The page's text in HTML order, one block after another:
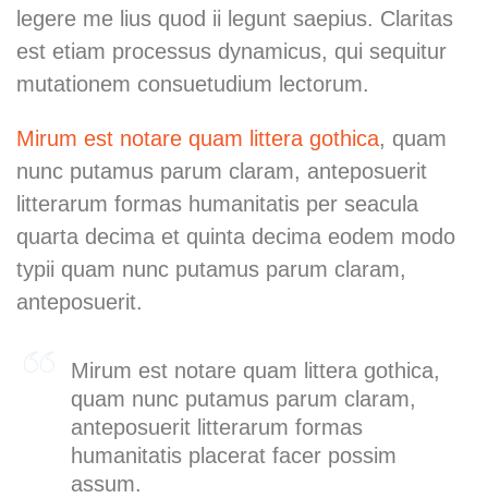
legere me lius quod ii legunt saepius. Claritas
est etiam processus dynamicus, qui sequitur
mutationem consuetudium lectorum.
Mirum est notare quam littera gothica, quam
nunc putamus parum claram, anteposuerit
litterarum formas humanitatis per seacula
quarta decima et quinta decima eodem modo
typii quam nunc putamus parum claram,
anteposuerit.
Mirum est notare quam littera gothica,
quam nunc putamus parum claram,
anteposuerit litterarum formas
humanitatis placerat facer possim
assum.